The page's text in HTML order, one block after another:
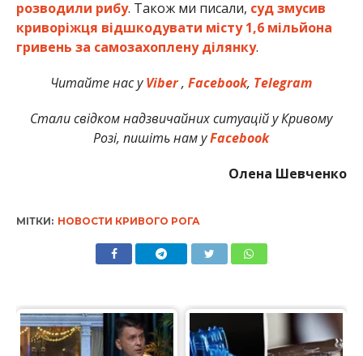
розводили рибу. Також ми писали, суд змусив
криворіжця відшкодувати місту 1,6 мільйона
гривень за самозахоплену ділянку.
Читайте нас уViber,Facebook, Telegram
Стали свідком надзвичайних ситуацій у Кривому
Розі, пишіть нам уFacebook
Олена Шевченко
МІТКИ: НОВОСТИ КРИВОГО РОГА